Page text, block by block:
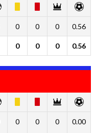
0 0 0 0.56
0 0 0 0.56
0 0 0 0.00